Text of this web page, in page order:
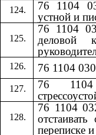
76 1104
устной и
76 1104
деловой
76 1104
76
76 1104
переписке